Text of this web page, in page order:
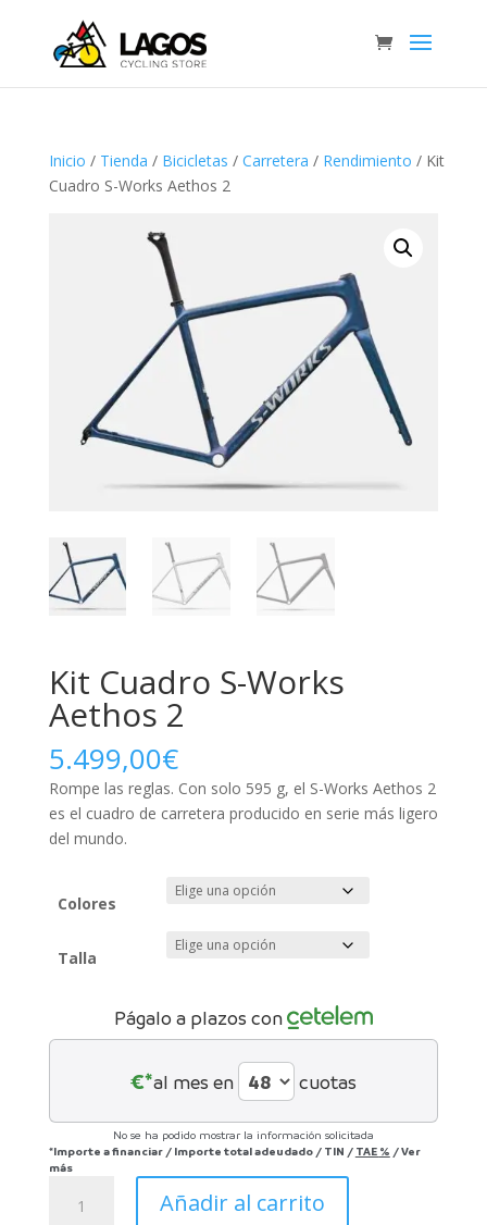
Inicio / Tienda / Bicicletas / Carretera / Rendimiento / Kit
Cuadro S-Works Aethos 2
Kit Cuadro S-Works
Aethos 2
5.499,00€
Rompe las reglas. Con solo 595 g, el S-Works Aethos 2
es el cuadro de carretera producido en serie más ligero
del mundo.
Colores
Talla
Págalo a plazos con
€*al mes en cuotas
No se ha podido mostrar la información solicitada
*Importe a financiar / Importe total adeudado / TIN / TAE % /Ver
más
Cuadro
Añadir al carrito